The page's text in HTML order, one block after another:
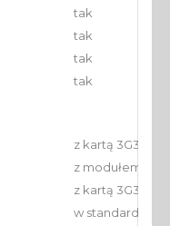
tak
tak
tak
tak
z kartą 3G3AX-
z modułem XYZ
z kartą 3G3AX-
w standardzie